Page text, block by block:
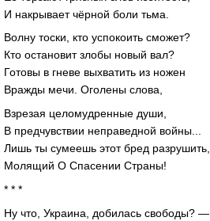
И накрывает чёрной боли тьма.
Волну тоски, кто успокоить сможет?
Кто остановит злобы новый вал?
Готовы в гневе выхватить из ножен
Вражды мечи. Оголены слова,
Взрезая целомудренные души,
В предчувствии неправедной войны...
Лишь ты сумеешь этот бред разрушить,
Молящий О Спасении Страны!
* * *
Ну что, Украина, добилась свободы? —